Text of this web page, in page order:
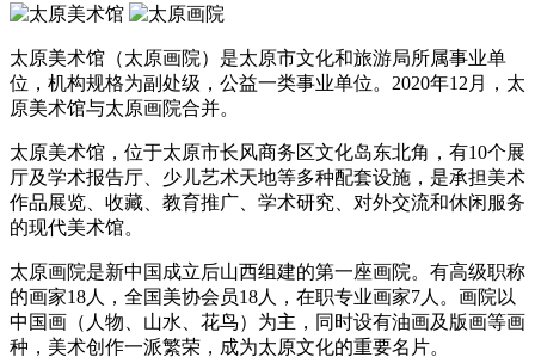
太原美术馆（太原画院）是太原市文化和旅游局所属事业单
位，机构规格为副处级，公益一类事业单位。2020年12月，太
原美术馆与太原画院合并。
太原美术馆，位于太原市长风商务区文化岛东北角，有10个展
厅及学术报告厅、少儿艺术天地等多种配套设施，是承担美术
作品展览、收藏、教育推广、学术研究、对外交流和休闲服务
的现代美术馆。
太原画院是新中国成立后山西组建的第一座画院。有高级职称
的画家18人，全国美协会员18人，在职专业画家7人。画院以
中国画（人物、山水、花鸟）为主，同时设有油画及版画等画
种，美术创作一派繁荣，成为太原文化的重要名片。